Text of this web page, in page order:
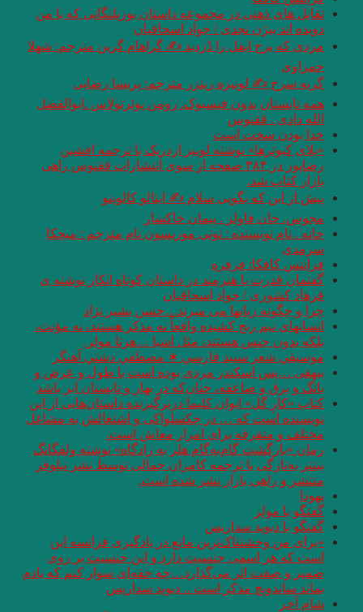
تقابل های ذهنی در مجموعه داستان یوزپلنگانی که با من
دویده اند بیژن نجدی / جواد اسحاقیان
مردی کە برج ایفل را دُزدید ✍ گراهام گرین مترجم: شهلا
حمزاوی
گربه سرخ ✍ لوییزە رینزر مترجم: پریسا رضایی
همه تابستان بدون فیسبوک. رومن پوئرتولاس .ابوالفضل
الله دادی . ققنوس
خدا بودن سخت است
«بلای کبوترها» نوشته لوییز اردریک با ترجمه افشین
رضاپور در ۳۸۴ صفحه از سوی انتشارات ققنوس راهی
بازار کتاب شد.
پیش از این که بگویی سلام ✍ ایتالو کالوینو
مجوس. جان فاولز . پیمان خاکسار
خانه . نام نویسنده : تونی موریسون نام مترجم : میچکا
سرمدی
فرانتس کافکا: فرفره
گفتمان قدرت با هنرمند در داستان کوتاه انکار نوشته ی
فرهاد کشوری / جواد اسحاقیان
چرا و چگونه زبانها می میرند…حسن بشیر نژاد
انسانهای نیم رنج کشیده واقعاً نه مذکر هستند، نه مؤنث،
بلکه بدون جنس هستند، مثل اشیا …هرتا مولر.
موسيقي شعر سپيد فارسي ∗ مصطفي دشتي آهنگر
بیهقی …پس اسکندر مردی بوده است با طول و عرض و
بانگ و برق و صاعقه، چنان‌که در بهار و تابستان ابر باشد
کتاب «کارِ گل» ایوان کلیما دربرگیرنده داستان‌هایی از این
نویسنده است که … در چکسلواکی و اشتغالش به مشاغل
مختلف و متفرقه برای امرار معاش است.
رمان «بازگشت گام‌به‌گام هلر به زادگاه» نوشته ولفگانگ
بیتنر به‌تازگی با ترجمه کامران جمالی توسط نشر نیلوفر
منتشر و راهی بازار نشر شده است.
یهودا
گفتگو با مولر
گفتگو با دیوید سداریس
«برای من وحشتناک‌ترین مانع در یادگیری فرانسه این
است که هر اسمی جنسیت دارد و این جنسیت بر روی
ضمیر و صفت اثر می‌گذارد…چه حقه‌ای سوار کنم که یادم
بماند ساندویچ مذکر است .. دیوید سداریس
شام آخر